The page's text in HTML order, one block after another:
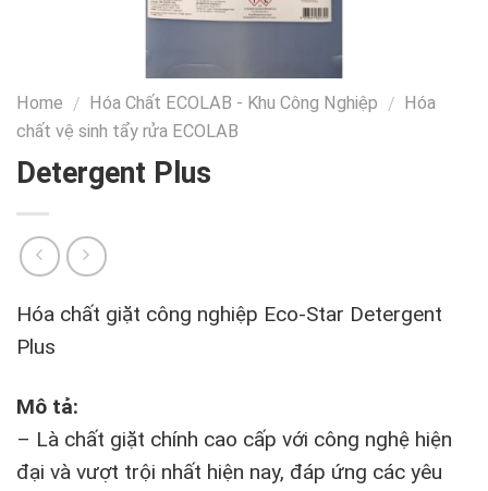
Home / Hóa Chất ECOLAB - Khu Công Nghiệp / Hóa
chất vệ sinh tẩy rửa ECOLAB
Detergent Plus
Hóa chất giặt công nghiệp Eco-Star Detergent
Plus
Mô tả:
– Là chất giặt chính cao cấp với công nghệ hiện
đại và vượt trội nhất hiện nay, đáp ứng các yêu